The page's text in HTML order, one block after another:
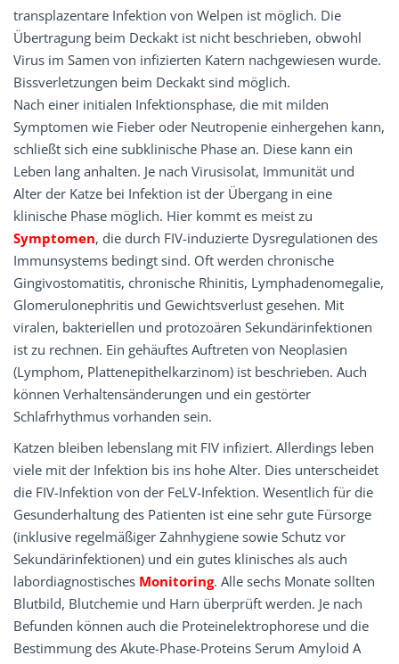
transplazentare Infektion von Welpen ist möglich. Die
Übertragung beim Deckakt ist nicht beschrieben, obwohl
Virus im Samen von infizierten Katern nachgewiesen wurde.
Bissverletzungen beim Deckakt sind möglich.
Nach einer initialen Infektionsphase, die mit milden
Symptomen wie Fieber oder Neutropenie einher­gehen kann,
schließt sich eine subklinische Phase an. Diese kann ein
Leben lang anhalten. Je nach Virus­isolat, Immunität und
Alter der Katze bei Infektion ist der Übergang in eine
klinische Phase möglich. Hier kommt es meist zu
Symptomen, die durch FIV-induzierte Dysregulationen des
Immunsystems bedingt sind. Oft werden chronische
Gingivo­stomatitis, chronische Rhinitis, Lymphadeno­mega­lie,
Glomerulonephritis und Gewichtsverlust gesehen. Mit
viralen, bakteriellen und protozoären Sekundärinfektionen
ist zu rechnen. Ein gehäuftes Auftreten von Neoplasien
(Lymphom, Plattenepithel­karzinom) ist beschrieben. Auch
können Verhaltensänderungen und ein gestörter
Schlafrhythmus vorhanden sein.
Katzen bleiben lebenslang mit FIV infiziert. Allerdings leben
viele mit der Infektion bis ins hohe Alter. Dies unterscheidet
die FIV-Infektion von der FeLV-Infektion. Wesentlich für die
Gesunderhaltung des Patienten ist eine sehr gute Fürsorge
(inklusive regelmäßiger Zahnhygiene sowie Schutz vor
Sekundärinfektionen) und ein gutes klinisches als auch
labordiagnostisches Monitoring. Alle sechs Monate sollten
Blutbild, Blutchemie und Harn überprüft werden. Je nach
Befunden können auch die Protein­elektrophorese und die
Bestimmung des Akute-Phase-Proteins Serum Amyloid A